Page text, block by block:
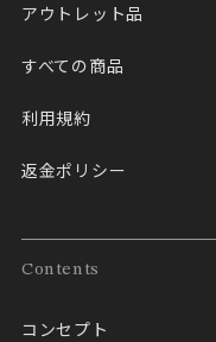
アウトレット品
すべての商品
利用規約
返金ポリシー
Contents
コンセプト